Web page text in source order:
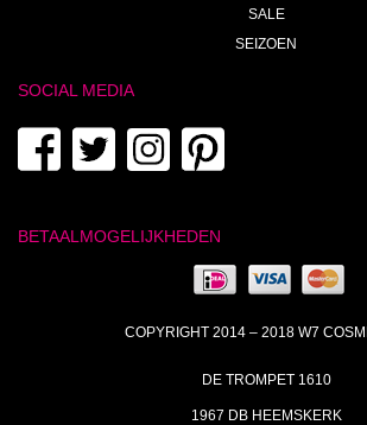
SALE
SEIZOEN
SOCIAL MEDIA
BETAALMOGELIJKHEDEN
COPYRIGHT 2014 – 2018 W7
DE TROMPET 1610
1967 DB HEEMSKERK